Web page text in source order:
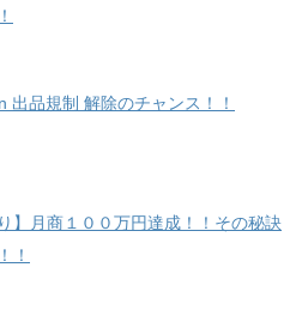
出品規制 解除のチャンス！！
り】月商１００万円達成！！その秘訣
！